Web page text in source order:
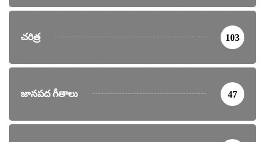
చరిత్ర 103
జానపద గీతాలు 47